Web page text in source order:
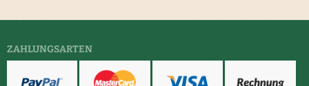
ZAHLUNGSARTEN